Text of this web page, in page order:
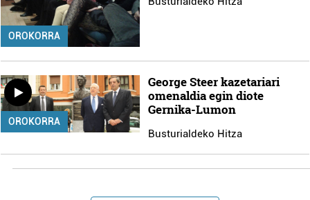
OROKORRA
OROKORRA
George Steer kazetariari
omenaldia egin diote
Gernika-Lumon
Busturialdeko Hitza